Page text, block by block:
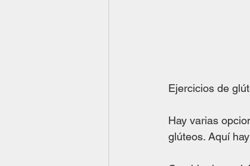
Ejercicios de
Hay varias
glúteos. Aquí